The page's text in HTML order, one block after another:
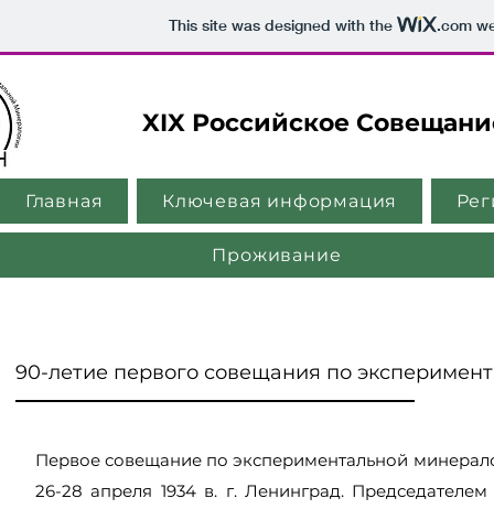
This site was designed with the .com
XIX Российское
Главная Ключевая информация
Проживание
90-летие первого совещания по
Первое совещание по экспериментальной
26-28 апреля 1934 в. г. Ленинград.